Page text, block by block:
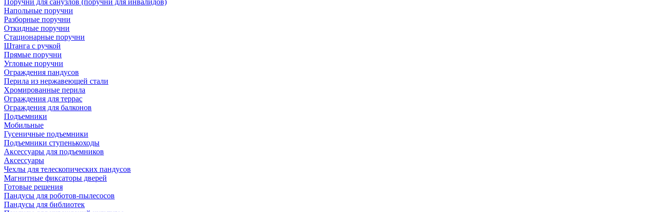
Поручни для санузлов (поручни для инвалидов)
Напольные поручни
Разборные поручни
Откидные поручни
Стационарные поручни
Штанга с ручкой
Прямые поручни
Угловые поручни
Ограждения пандусов
Перила из нержавеющей стали
Хромированные перила
Ограждения для террас
Ограждения для балконов
Подъемники
Мобильные
Гусеничные подъемники
Подъемники ступенькоходы
Аксессуары для подъемников
Аксессуары
Чехлы для телескопических пандусов
Магнитные фиксаторы дверей
Готовые решения
Пандусы для роботов-пылесосов
Пандусы для библиотек